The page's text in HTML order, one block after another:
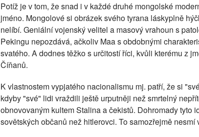
Potíž je v tom, že snad i v každé druhé mongolské
jméno. Mongolové si obrázek svého tyrana láskyplně
nelíbí. Geniální vojenský velitel a masový vrahoun s
Pekingu nepozdává, ačkoliv Maa s obdobnými
svatého. A dodnes těžko s určitostí říci, kvůli kterému z
Číňanů.
K vlastnostem vypjatého nacionalismu mj. patří, že si
kdyby "své" lidi vraždili ještě urputněji než smrtelný
obnovovaným kultem Stalina a čekistů. Dohromady tyto
sovětských občanů než hitlerovci. To samozřejmě nesmí